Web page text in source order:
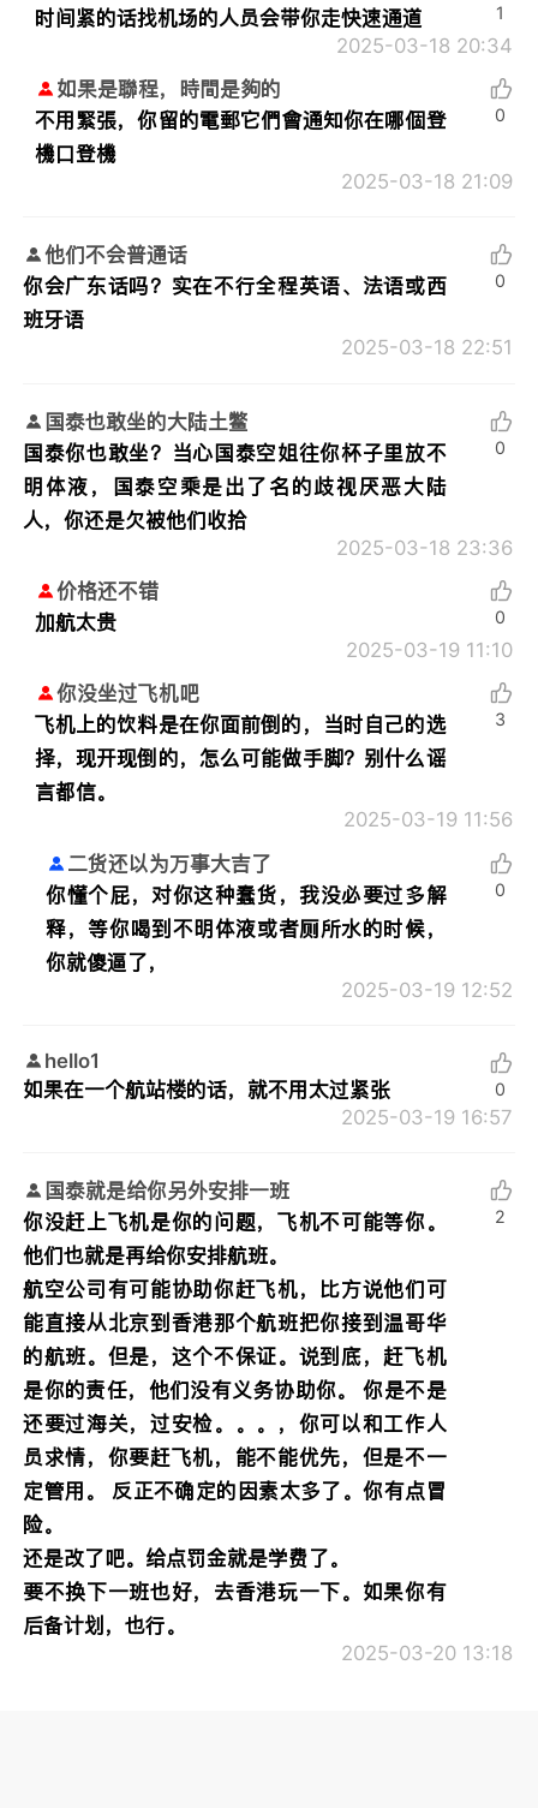
时间紧的话找机场的人员会带你走快速通道
2025-03-18 20:34
1
如果是聯程，時間是夠的
不用緊張，你留的電郵它們會通知你在哪個登
機口登機
2025-03-18 21:09
0
他们不会普通话
你会广东话吗？实在不行全程英语、法语或西
班牙语
2025-03-18 22:51
0
国泰也敢坐的大陆土鳖
国泰你也敢坐？当心国泰空姐往你杯子里放不
明体液，国泰空乘是出了名的歧视厌恶大陆
人，你还是欠被他们收拾
2025-03-18 23:36
0
价格还不错
加航太贵
2025-03-19 11:10
0
你没坐过飞机吧
飞机上的饮料是在你面前倒的，当时自己的选
择，现开现倒的，怎么可能做手脚？别什么谣
言都信。
2025-03-19 11:56
3
二货还以为万事大吉了
你懂个屁，对你这种蠢货，我没必要过多解
释，等你喝到不明体液或者厕所水的时候，
你就傻逼了，
2025-03-19 12:52
0
hello1
如果在一个航站楼的话，就不用太过紧张
2025-03-19 16:57
0
国泰就是给你另外安排一班
你没赶上飞机是你的问题，飞机不可能等你。
他们也就是再给你安排航班。
航空公司有可能协助你赶飞机，比方说他们可
能直接从北京到香港那个航班把你接到温哥华
的航班。但是，这个不保证。说到底，赶飞机
是你的责任，他们没有义务协助你。 你是不是
还要过海关，过安检。。。，你可以和工作人
员求情，你要赶飞机，能不能优先，但是不一
定管用。 反正不确定的因素太多了。你有点冒
险。
还是改了吧。给点罚金就是学费了。
要不换下一班也好，去香港玩一下。如果你有
后备计划，也行。
2025-03-20 13:18
2